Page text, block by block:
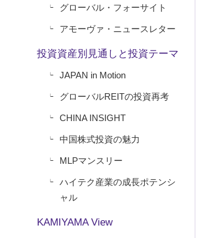
グローバル・フォーサイト
アモーヴァ・ニュースレター
投資資産別見通しと投資テーマ
JAPAN in Motion
グローバルREITの投資再考
CHINA INSIGHT
中国株式投資の魅力
MLPマンスリー
ハイテク産業の成長ポテンシ
ャル
KAMIYAMA View